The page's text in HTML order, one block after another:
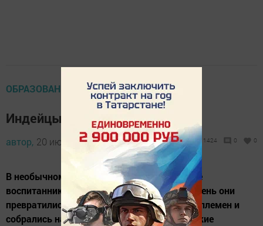
ОБРАЗОВАНИЕ
Индейцы на тропе мира
автор, 20 июля 2012 - 05:06 1424 0 0
В необычном мероприятии приняли участие
воспитанники детского сада №8. На один день они
превратились в представителей индейских племен и
собрались на совет мира. Облаченные в яркие